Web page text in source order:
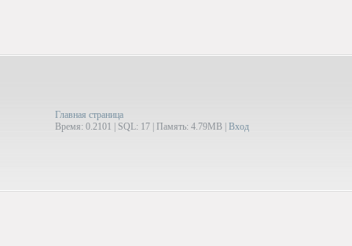
Главная страница
Время: 0.2101 | SQL: 17 | Память: 4.79MB Вход